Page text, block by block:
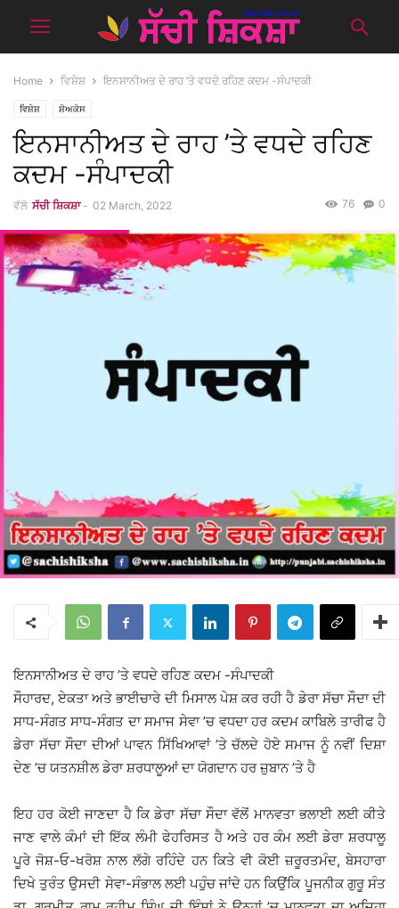
Home ਵਿਸ਼ੇਸ਼ ਇਨਸਾਨੀਅਤ ਦੇ ਰਾਹ ’ਤੇ ਵਧਦੇ ਰਹਿਣ ਕਦਮ -ਸੰਪਾਦਕੀ
ਵਿਸ਼ੇਸ਼ ਸ਼ੋਅਕੇਸ
ਇਨਸਾਨੀਅਤ ਦੇ ਰਾਹ ’ਤੇ ਵਧਦੇ ਰਹਿਣ
ਕਦਮ -ਸੰਪਾਦਕੀ
ਵੱਲੋ ਸੱਚੀ ਸ਼ਿਕਸ਼ਾ - 02 March, 2022 0
76
ਇਨਸਾਨੀਅਤ ਦੇ ਰਾਹ ’ਤੇ ਵਧਦੇ ਰਹਿਣ ਕਦਮ -ਸੰਪਾਦਕੀ
ਸੌਹਾਰਦ, ਏਕਤਾ ਅਤੇ ਭਾਈਚਾਰੇ ਦੀ ਮਿਸਾਲ ਪੇਸ਼ ਕਰ ਰਹੀ ਹੈ ਡੇਰਾ ਸੱਚਾ ਸੌਦਾ ਦੀ
ਸਾਧ-ਸੰਗਤ ਸਾਧ-ਸੰਗਤ ਦਾ ਸਮਾਜ ਸੇਵਾ ’ਚ ਵਧਦਾ ਹਰ ਕਦਮ ਕਾਬਿਲੇ ਤਾਰੀਫ ਹੈ
ਡੇਰਾ ਸੱਚਾ ਸੌਦਾ ਦੀਆਂ ਪਾਵਨ ਸਿੱਖਿਆਵਾਂ ’ਤੇ ਚੱਲਦੇ ਹੋਏ ਸਮਾਜ ਨੂੰ ਨਵੀਂ ਦਿਸ਼ਾ
ਦੇਣ ’ਚ ਯਤਨਸ਼ੀਲ ਡੇਰਾ ਸ਼ਰਧਾਲੂਆਂ ਦਾ ਯੋਗਦਾਨ ਹਰ ਜ਼ੁਬਾਨ ’ਤੇ ਹੈ
ਇਹ ਹਰ ਕੋਈ ਜਾਣਦਾ ਹੈ ਕਿ ਡੇਰਾ ਸੱਚਾ ਸੌਦਾ ਵੱਲੋਂ ਮਾਨਵਤਾ ਭਲਾਈ ਲਈ ਕੀਤੇ
ਜਾਣ ਵਾਲੇ ਕੰਮਾਂ ਦੀ ਇੱਕ ਲੰਮੀ ਫੇਹਰਿਸਤ ਹੈ ਅਤੇ ਹਰ ਕੰਮ ਲਈ ਡੇਰਾ ਸ਼ਰਧਾਲੂ
ਪੂਰੇ ਜੋਸ਼-ਓ-ਖਰੋਸ਼ ਨਾਲ ਲੱਗੇ ਰਹਿੰਦੇ ਹਨ ਕਿਤੇ ਵੀ ਕੋਈ ਜ਼ਰੂਰਤਮੰਦ, ਬੇਸਹਾਰਾ
ਦਿਖੇ ਤੁਰੰਤ ਉਸਦੀ ਸੇਵਾ-ਸੰਭਾਲ ਲਈ ਪਹੁੰਚ ਜਾਂਦੇ ਹਨ ਕਿਉਂਕਿ ਪੂਜਨੀਕ ਗੁਰੂ ਸੰਤ